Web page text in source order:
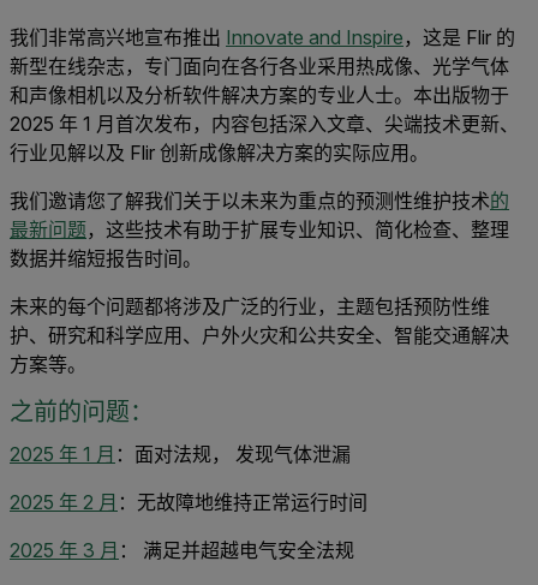
我们非常高兴地宣布推出 Innovate and Inspire ，这是 Flir 的
新型在线杂志，专门面向在各行各业采用热成像、光学气体
和声像相机以及分析软件解决方案的专业人士。本出版物于
2025 年 1 月首次发布，内容包括深入文章、尖端技术更新、
行业见解以及 Flir 创新成像解决方案的实际应用。
我们邀请您了解我们关于以未来为重点的预测性维护技术的
最新问题，这些技术有助于扩展专业知识、简化检查、整理
数据并缩短报告时间。
未来的每个问题都将涉及广泛的行业，主题包括预防性维
护、研究和科学应用、户外火灾和公共安全、智能交通解决
方案等。
之前的问题：
2025 年 1 月 ：面对法规， 发现气体泄漏
2025 年 2 月 ：无故障地维持正常运行时间
2025 年 3 月 ： 满足并超越电气安全法规